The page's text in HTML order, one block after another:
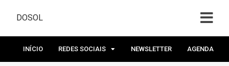
DOSOL
INÍCIO REDES SOCIAIS NEWSLETTER AGENDA